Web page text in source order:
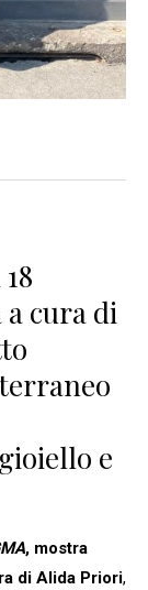
cura di
e
, mostra
di Alida Priori,